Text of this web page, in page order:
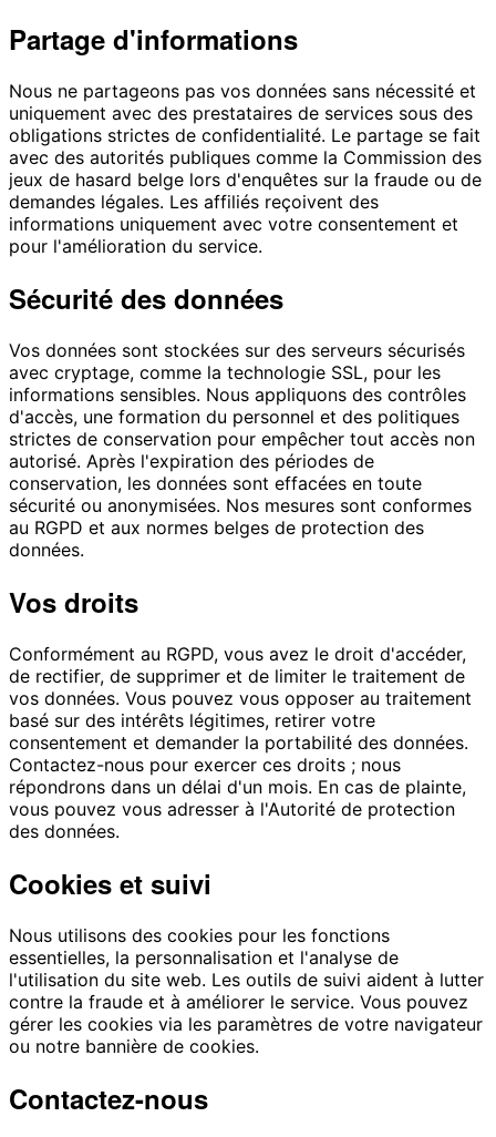
Partage d'informations
Nous ne partageons pas vos données sans nécessité et
uniquement avec des prestataires de services sous des
obligations strictes de confidentialité. Le partage se fait
avec des autorités publiques comme la Commission des
jeux de hasard belge lors d'enquêtes sur la fraude ou de
demandes légales. Les affiliés reçoivent des
informations uniquement avec votre consentement et
pour l'amélioration du service.
Sécurité des données
Vos données sont stockées sur des serveurs sécurisés
avec cryptage, comme la technologie SSL, pour les
informations sensibles. Nous appliquons des contrôles
d'accès, une formation du personnel et des politiques
strictes de conservation pour empêcher tout accès non
autorisé. Après l'expiration des périodes de
conservation, les données sont effacées en toute
sécurité ou anonymisées. Nos mesures sont conformes
au RGPD et aux normes belges de protection des
données.
Vos droits
Conformément au RGPD, vous avez le droit d'accéder,
de rectifier, de supprimer et de limiter le traitement de
vos données. Vous pouvez vous opposer au traitement
basé sur des intérêts légitimes, retirer votre
consentement et demander la portabilité des données.
Contactez-nous pour exercer ces droits ; nous
répondrons dans un délai d'un mois. En cas de plainte,
vous pouvez vous adresser à l'Autorité de protection
des données.
Cookies et suivi
Nous utilisons des cookies pour les fonctions
essentielles, la personnalisation et l'analyse de
l'utilisation du site web. Les outils de suivi aident à lutter
contre la fraude et à améliorer le service. Vous pouvez
gérer les cookies via les paramètres de votre navigateur
ou notre bannière de cookies.
Contactez-nous